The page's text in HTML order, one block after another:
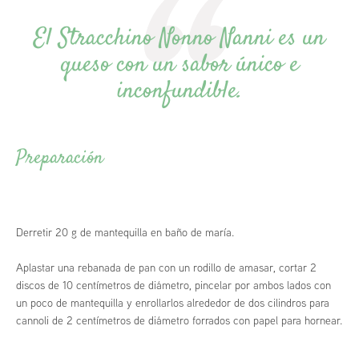
El Stracchino Nonno Nanni es un
queso con un sabor único e
inconfundible.
Preparación
Derretir 20 g de mantequilla en baño de maría.
Aplastar una rebanada de pan con un rodillo de amasar, cortar 2
discos de 10 centímetros de diámetro, pincelar por ambos lados con
un poco de mantequilla y enrollarlos alrededor de dos cilindros para
cannoli de 2 centímetros de diámetro forrados con papel para hornear.